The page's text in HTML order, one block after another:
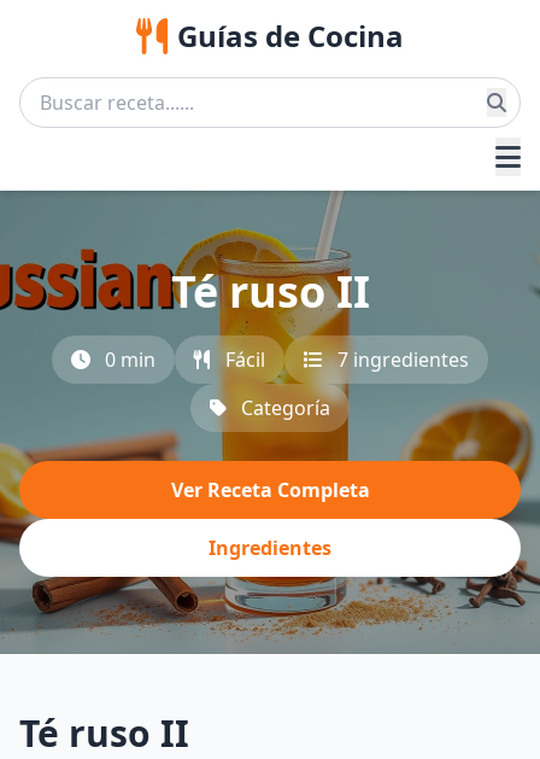
Guías de Cocina
Té ruso II
0 min Fácil
7 ingredientes
Categoría
Ver Receta Completa
Ingredientes
Té ruso II